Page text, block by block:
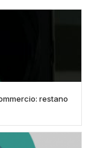
restano